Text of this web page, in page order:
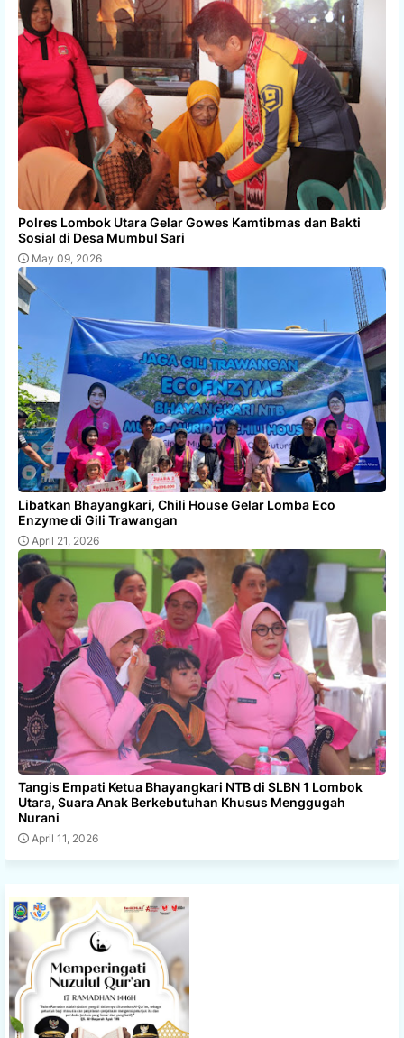
Polres Lombok Utara Gelar Gowes Kamtibmas dan Bakti
Sosial di Desa Mumbul Sari
May 09, 2026
Libatkan Bhayangkari, Chili House Gelar Lomba Eco
Enzyme di Gili Trawangan
April 21, 2026
Tangis Empati Ketua Bhayangkari NTB di SLBN 1 Lombok
Utara, Suara Anak Berkebutuhan Khusus Menggugah
Nurani
April 11, 2026